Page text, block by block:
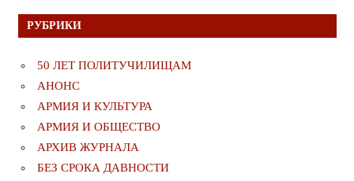
РУБРИКИ
50 ЛЕТ ПОЛИТУЧИЛИЩАМ
АНОНС
АРМИЯ И КУЛЬТУРА
АРМИЯ И ОБЩЕСТВО
АРХИВ ЖУРНАЛА
БЕЗ СРОКА ДАВНОСТИ